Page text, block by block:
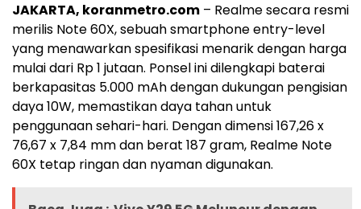
JAKARTA, koranmetro.com – Realme secara resmi
merilis Note 60X, sebuah smartphone entry-level
yang menawarkan spesifikasi menarik dengan harga
mulai dari Rp 1 jutaan. Ponsel ini dilengkapi baterai
berkapasitas 5.000 mAh dengan dukungan pengisian
daya 10W, memastikan daya tahan untuk
penggunaan sehari-hari. Dengan dimensi 167,26 x
76,67 x 7,84 mm dan berat 187 gram, Realme Note
60X tetap ringan dan nyaman digunakan.